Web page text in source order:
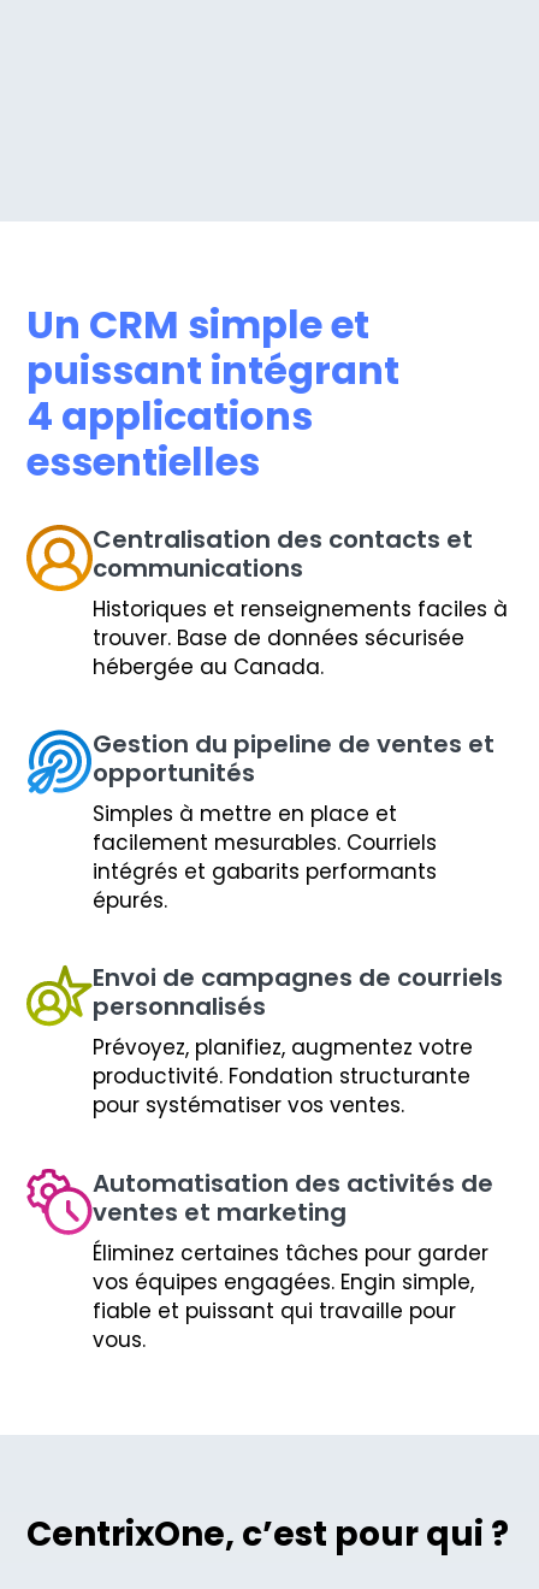
Un CRM simple et
puissant intégrant
4 applications
essentielles
Centralisation des contacts et
communications
Historiques et renseignements faciles à
trouver. Base de données sécurisée
hébergée au Canada.
Gestion du pipeline de ventes et
opportunités
Simples à mettre en place et
facilement mesurables. Courriels
intégrés et gabarits performants
épurés.
Envoi de campagnes de courriels
personnalisés
Prévoyez, planifiez, augmentez votre
productivité. Fondation structurante
pour systématiser vos ventes.
Automatisation des activités de
ventes et marketing
Éliminez certaines tâches pour garder
vos équipes engagées. Engin simple,
fiable et puissant qui travaille pour
vous.
CentrixOne, c’est pour qui ?